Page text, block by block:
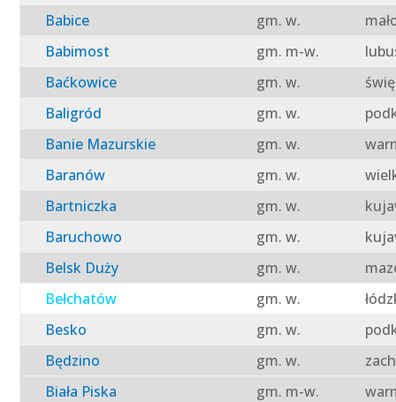
Babice
gm. w.
Babimost
gm. m-w.
Baćkowice
gm. w.
Baligród
gm. w.
Banie Mazurskie
gm. w.
Baranów
gm. w.
Bartniczka
gm. w.
Baruchowo
gm. w.
Belsk Duży
gm. w.
Bełchatów
gm. w.
Besko
gm. w.
Będzino
gm. w.
Biała Piska
gm. m-w.